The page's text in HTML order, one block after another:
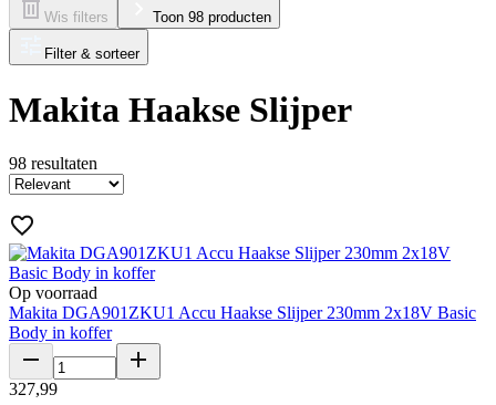
Wis filters Toon 98 producten
Filter & sorteer
Makita Haakse Slijper
98 resultaten
Op voorraad
Makita DGA901ZKU1 Accu Haakse Slijper 230mm 2x18V Basic
Body in koffer
327,99